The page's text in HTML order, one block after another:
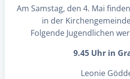
Am Samstag, den 4. Mai
in der
Folgende Jugendlichen
9.45 Uhr in
Leonie